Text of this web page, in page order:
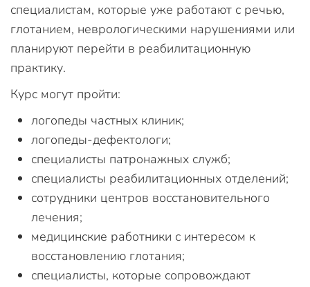
специалистам, которые уже работают с речью,
глотанием, неврологическими нарушениями или
планируют перейти в реабилитационную
практику.
Курс могут пройти:
логопеды частных клиник;
логопеды-дефектологи;
специалисты патронажных служб;
специалисты реабилитационных отделений;
сотрудники центров восстановительного
лечения;
медицинские работники с интересом к
восстановлению глотания;
специалисты, которые сопровождают